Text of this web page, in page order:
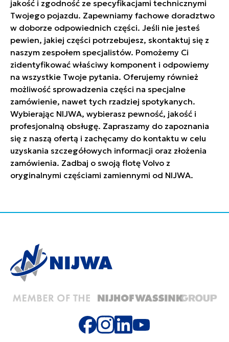
jakość i zgodność ze specyfikacjami technicznymi
Twojego pojazdu. Zapewniamy fachowe doradztwo
w doborze odpowiednich części. Jeśli nie jesteś
pewien, jakiej części potrzebujesz, skontaktuj się z
naszym zespołem specjalistów. Pomożemy Ci
zidentyfikować właściwy komponent i odpowiemy
na wszystkie Twoje pytania. Oferujemy również
możliwość sprowadzenia części na specjalne
zamówienie, nawet tych rzadziej spotykanych.
Wybierając NIJWA, wybierasz pewność, jakość i
profesjonalną obsługę. Zapraszamy do zapoznania
się z naszą ofertą i zachęcamy do kontaktu w celu
uzyskania szczegółowych informacji oraz złożenia
zamówienia. Zadbaj o swoją flotę Volvo z
oryginalnymi częściami zamiennymi od NIJWA.